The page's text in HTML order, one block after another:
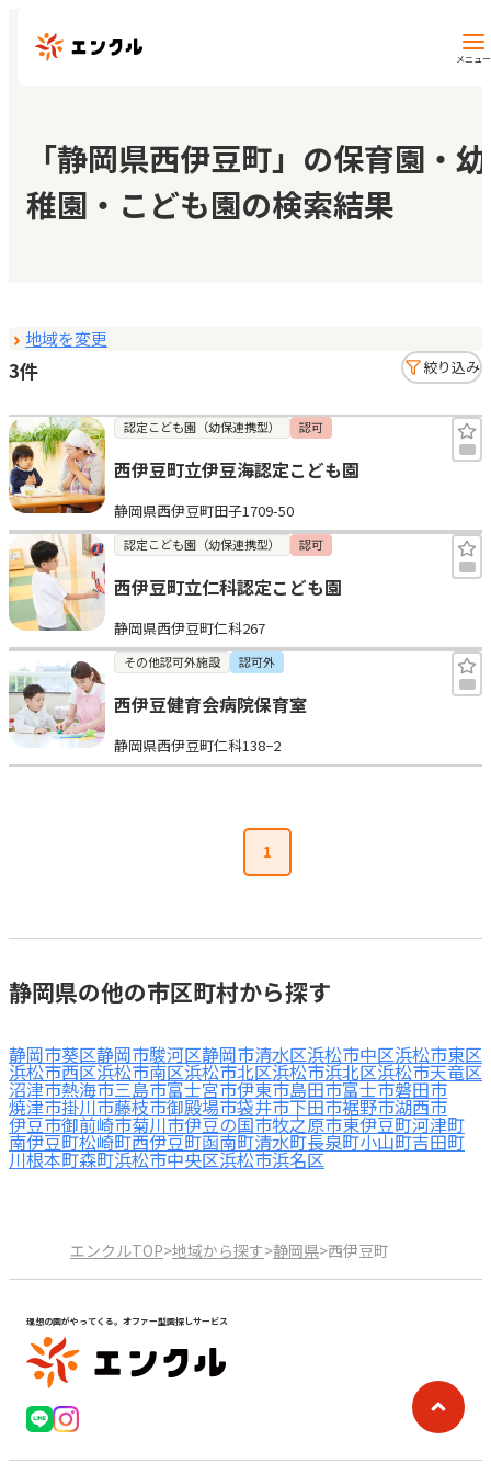
メニュー
保育園・幼稚園を探す
地図から探す
マイページ
お気に入り
見学日記
メッセージ
おすすめの園
エンクルの特徴と活用方法
コラム
「静岡県西伊豆町」の保育園・幼
稚園・こども園の検索結果
地域を変更
3件 絞り込み
認定こども園（幼保連携型） 認可
西伊豆町立伊豆海認定こども園
静岡県西伊豆町田子1709-50
認定こども園（幼保連携型） 認可
西伊豆町立仁科認定こども園
静岡県西伊豆町仁科267
その他認可外施設 認可外
西伊豆健育会病院保育室
静岡県西伊豆町仁科138−2
1
静岡県の他の市区町村から探す
静岡市葵区静岡市駿河区静岡市清水区浜松市中区浜松市東区
浜松市西区浜松市南区浜松市北区浜松市浜北区浜松市天竜区
沼津市熱海市三島市富士宮市伊東市島田市富士市磐田市
焼津市掛川市藤枝市御殿場市袋井市下田市裾野市湖西市
伊豆市御前崎市菊川市伊豆の国市牧之原市東伊豆町河津町
南伊豆町松崎町西伊豆町函南町清水町長泉町小山町吉田町
川根本町森町浜松市中央区浜松市浜名区
エンクルTOP>地域から探す>静岡県>西伊豆町
理想の園がやってくる。オファー型園探しサービス